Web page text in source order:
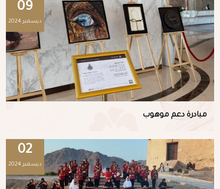
09
ديسمبر 2024
مبادرة دعم موهوب
02
ديسمبر 2024